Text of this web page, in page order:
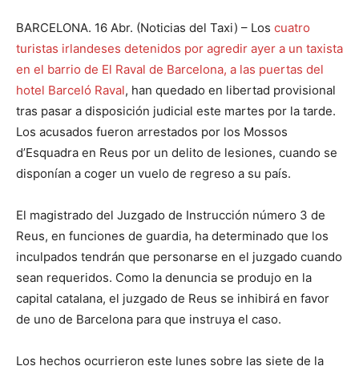
BARCELONA. 16 Abr. (Noticias del Taxi) – Los cuatro
turistas irlandeses detenidos por agredir ayer a un taxista
en el barrio de El Raval de Barcelona, a las puertas del
hotel Barceló Raval, han quedado en libertad provisional
tras pasar a disposición judicial este martes por la tarde.
Los acusados ​​fueron arrestados por los Mossos
d’Esquadra en Reus por un delito de lesiones, cuando se
disponían a coger un vuelo de regreso a su país.
El magistrado del Juzgado de Instrucción número 3 de
Reus, en funciones de guardia, ha determinado que los
inculpados tendrán que personarse en el juzgado cuando
sean requeridos. Como la denuncia se produjo en la
capital catalana, el juzgado de Reus se inhibirá en favor
de uno de Barcelona para que instruya el caso.
Los hechos ocurrieron este lunes sobre las siete de la